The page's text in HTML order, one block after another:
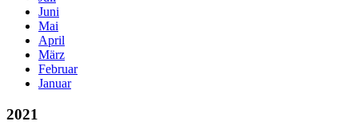
Juni
Mai
April
März
Februar
Januar
2021